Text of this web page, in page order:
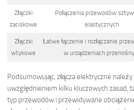
Złączki
zaciskowe
Połączenia przewodów
elastycznych
Złączki
wtykowe
Łatwe łączenie i rozłączanie
w urządzeniach
Podsumowując, złącza elektryczne
uwzględnieniem kilku kluczowych zasad,
typ przewodów i przewidywane